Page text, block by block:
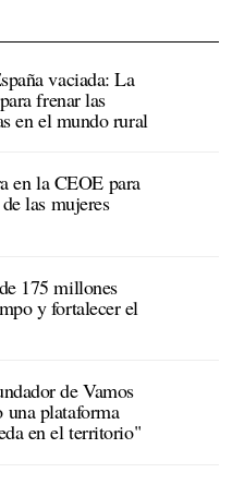
vaciada: La
frenar las
en el mundo rural
en la CEOE para
las mujeres
175 millones
y fortalecer el
de Vamos
una plataforma
en el territorio"